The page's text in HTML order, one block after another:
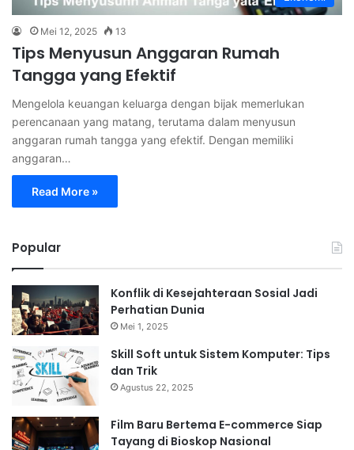
Mei 12, 2025 13
Tips Menyusun Anggaran Rumah
Tangga yang Efektif
Mengelola keuangan keluarga dengan bijak memerlukan
perencanaan yang matang, terutama dalam menyusun
anggaran rumah tangga yang efektif. Dengan memiliki
anggaran…
Read More »
Popular
Konflik di Kesejahteraan Sosial Jadi
Perhatian Dunia
Mei 1, 2025
Skill Soft untuk Sistem Komputer: Tips
dan Trik
Agustus 22, 2025
Film Baru Bertema E-commerce Siap
Tayang di Bioskop Nasional